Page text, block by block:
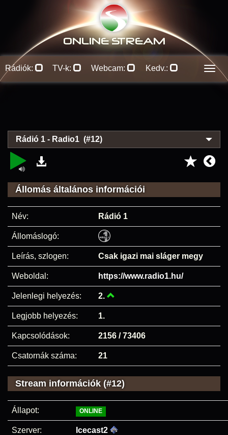
ONLINE STREAM
Rádiók: TV-k: Webcam: Kedv.:
Rádió 1 - Radio1 (#12)
Állomás általános információi
Név: Rádió 1
Állomáslogó:
Leírás, szlogen: Csak igazi mai sláger megy
Weboldal: https://www.radio1.hu/
Jelenlegi helyezés: 2.
Legjobb helyezés: 1.
Kapcsolódások: 2156 / 73406
Csatornák száma: 21
Stream információk (#12)
Állapot: ONLINE
Szerver: Icecast2